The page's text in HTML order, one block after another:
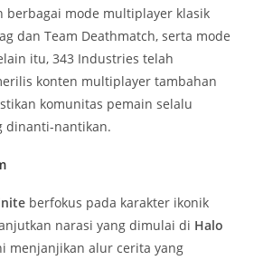
berbagai mode multiplayer klasik
dan Team Deathmatch, serta mode
itu, 343 Industries telah
konten multiplayer tambahan
komunitas pemain selalu
dinanti-nantikan.
berfokus pada karakter ikonik
narasi yang dimulai di Halo
menjanjikan alur cerita yang